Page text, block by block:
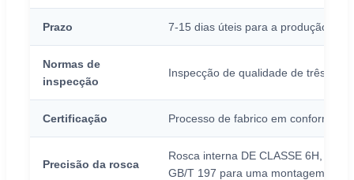
Prazo 7-15 dias úteis para a produção em
Normas de
inspecção
Inspecção de qualidade de três
Certificação Processo de fabrico em
Precisão da rosca
Rosca interna DE CLASSE 6H, em
GB/T 197 para uma montagem